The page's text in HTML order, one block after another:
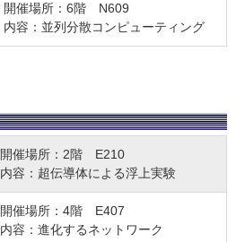
開催場所：6階 N609
内容：並列分散コンピューティング
開催場所：2階 E210
内容：超伝導体による浮上実験
開催場所：4階 E407
内容：進化するネットワーク